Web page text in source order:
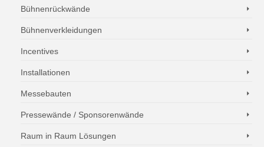
Bühnenrückwände
Bühnenverkleidungen
Incentives
Installationen
Messebauten
Pressewände / Sponsorenwände
Raum in Raum Lösungen